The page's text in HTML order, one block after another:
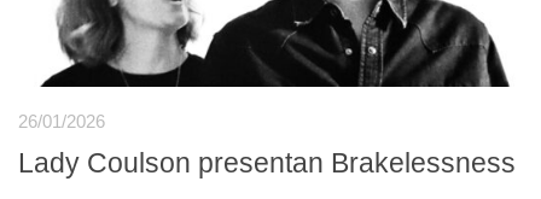
26/01/2026
Lady Coulson presentan Brakelessness